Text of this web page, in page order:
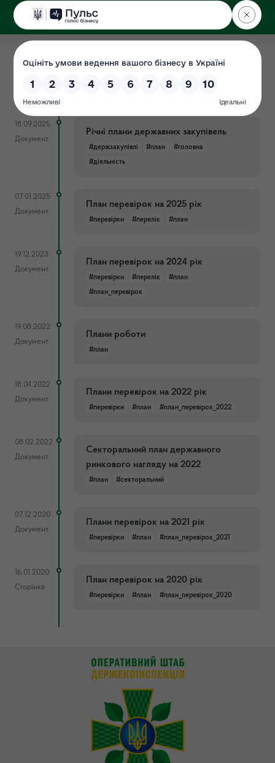
ДЕРЖЕКОІНСПЕКЦІЯ
у Закарпатській області
19.01.2026
Документ
#перевірки #перелік #план
18.09.2025
Документ
Річні плани державних закупівель
#держзакупівлі #план
#головна
#діяльність
07.01.2025
Документ
План перевірок на 2025 рік
#перевірки #перелік #план
19.12.2023
Документ
План перевірок на 2024 рік
#перевірки #перелік
#план
#план_перевірок
19.08.2022
Документ
Плани роботи
#план
18.04.2022
Документ
Плани перевірок на 2022 рік
#перевірки #план #план_перевірок_2022
08.02.2022
Документ
Секторальний план державного
ринкового нагляду на 2022
#план #секторальний
07.12.2020
Документ
Плани перевірок на 2021 рік
#перевірки #план #план_перевірок_2021
16.01.2020
Сторінка
План перевірок на 2020 рік
#перевірки #план #план_перевірок_2020